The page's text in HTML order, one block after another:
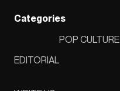
Categories
EDITORIAL
POP CULTURE